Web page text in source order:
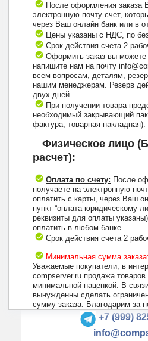
После оформления заказа
электронную почту счет,
через Ваш онлайн банк или в
Цены указаны с НДС, по
Срок действия счета 2
Оформить заказ вы можете
напишите нам на почту
всем вопросам, деталям,
нашим менеджерам. Резерв
двух дней.
При получении товара
необходимый закрывающий
фактура, товарная накладная).
Физическое лицо
расчет):
Оплата по счету: После
получаете на электронную
оплатить с карты, через Ваш
пункт “оплата юридическому
реквизиты для оплаты
оплатить в любом банке.
Срок действия счета 2
Минимальная сумма
Уважаемые покупатели, в
compserver.ru продажа
минимальной наценкой. В
вынужденны сделать
сумму заказа. Благодарим за
+7 (495)
+7 (999)